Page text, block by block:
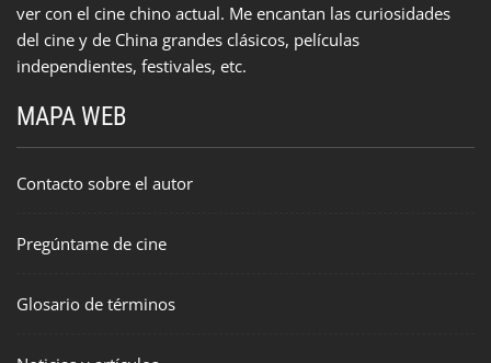
ver con el cine chino actual. Me encantan las curiosidades
del cine y de China grandes clásicos, películas
independientes, festivales, etc.
MAPA WEB
Contacto sobre el autor
Pregúntame de cine
Glosario de términos